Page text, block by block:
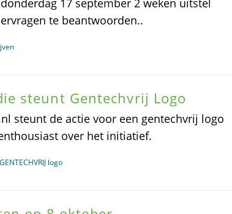
17 september 2 weken uitstel
te beantwoorden..
steunt Gentechvrij Logo
steunt de actie voor een gentechvrij logo
over het initiatief.
logo